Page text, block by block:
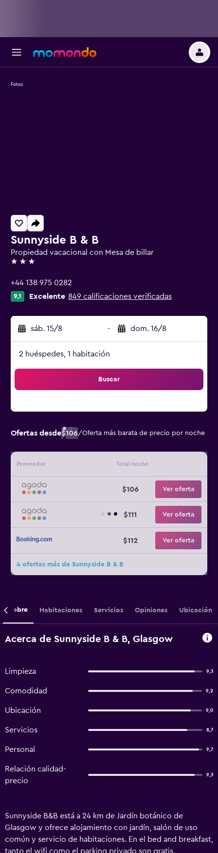
Sunnyside B & B
Propiedad vacacional con Mesa de billar
3 estrellas
+44 138 975 0282
9,1 Excelente 849 calificaciones verificadas
sáb. 15/8 - dom. 16/8
2 huéspedes, 1 habitación
Buscar
Ofertas desde$106/Oferta más barata de precio por noche
Proveedor Total noche
$106 Ver oferta
$111 Ver oferta
$112 Ver oferta
4 ofertas más de Sunnyside B & B
Fotos
Sobre Habitaciones Servicios Opiniones Ubicación
Acerca de Sunnyside B & B, Glasgow
Limpieza 9,3
Comodidad 9,2
Ubicación 9,0
Servicios 8,7
Personal 9,7
Relación calidad-
precio
9,3
Sunnyside B&B está a 24 km de Jardín botánico de
Glasgow y ofrece alojamiento con jardín, salón de uso
común y servicio de habitaciones. En el bed and breakfast,
tanto el wifi como el parking privado son gratis.